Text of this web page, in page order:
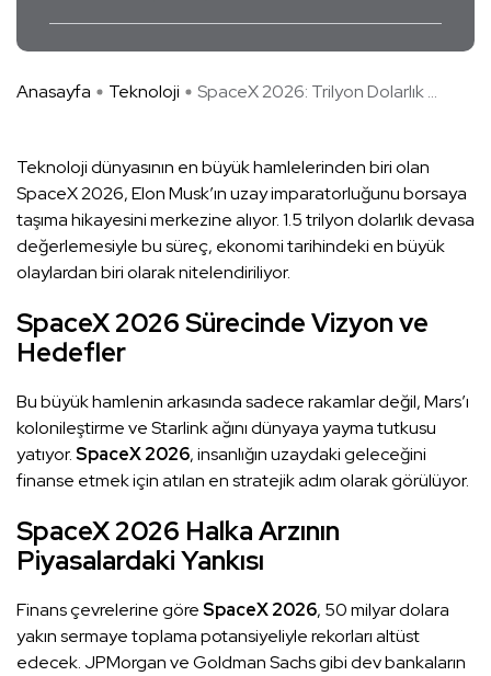
Anasayfa Teknoloji SpaceX 2026: Trilyon Dolarlık ...
Teknoloji dünyasının en büyük hamlelerinden biri olan
SpaceX 2026, Elon Musk’ın uzay imparatorluğunu borsaya
taşıma hikayesini merkezine alıyor. 1.5 trilyon dolarlık devasa
değerlemesiyle bu süreç, ekonomi tarihindeki en büyük
olaylardan biri olarak nitelendiriliyor.
SpaceX 2026 Sürecinde Vizyon ve
Hedefler
Bu büyük hamlenin arkasında sadece rakamlar değil, Mars’ı
kolonileştirme ve Starlink ağını dünyaya yayma tutkusu
yatıyor.SpaceX 2026, insanlığın uzaydaki geleceğini
finanse etmek için atılan en stratejik adım olarak görülüyor.
SpaceX 2026 Halka Arzının
Piyasalardaki Yankısı
Finans çevrelerine göreSpaceX 2026, 50 milyar dolara
yakın sermaye toplama potansiyeliyle rekorları altüst
edecek. JPMorgan ve Goldman Sachs gibi dev bankaların